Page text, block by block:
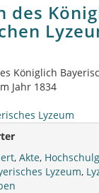
des
Königlich
Jahr 1834
Lyzeum
,Akte,
Lyzeum,